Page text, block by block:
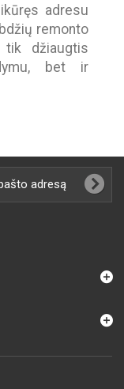
adresu
remonto
džiaugtis
bet ir